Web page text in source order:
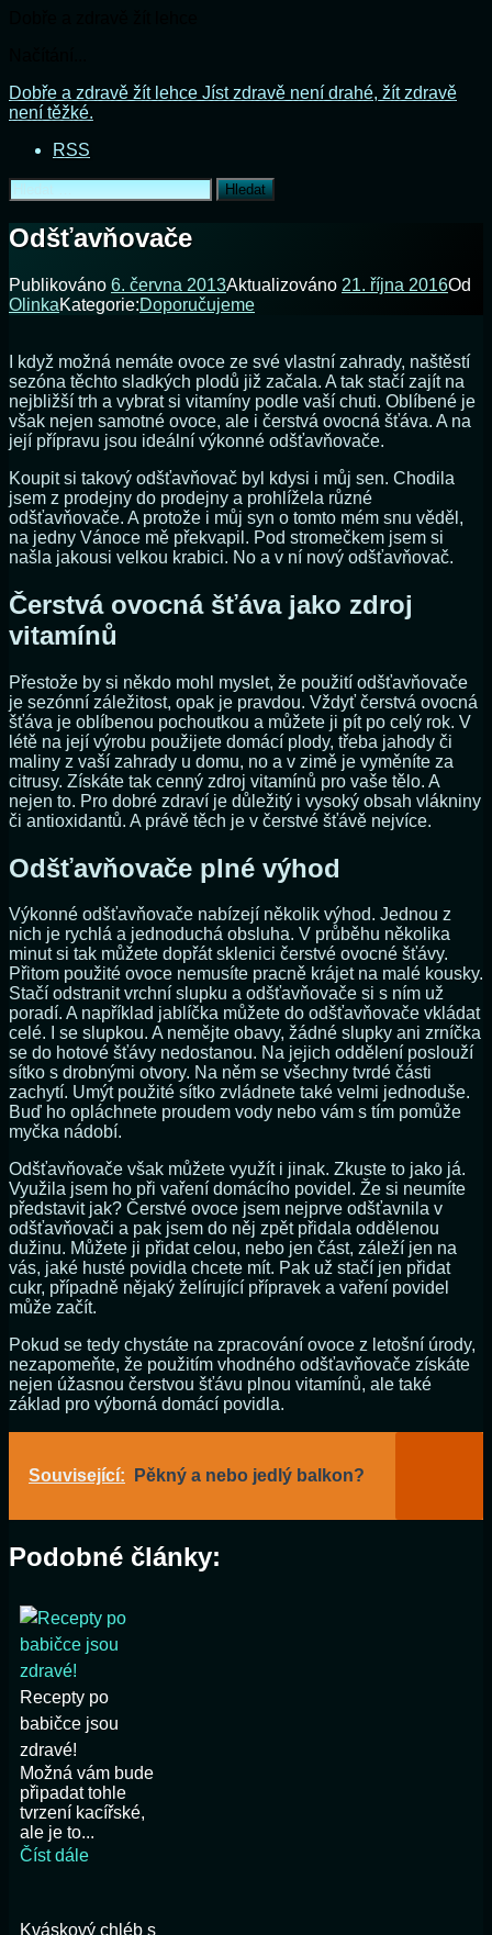
Přejít
k
webu
Dobře a zdravě žít lehce Jíst zdravě není drahé, žít zdravě
není těžké.
RSS
Vyhledávání
Odšťavňovače
Publikováno 6. června 2013Aktualizováno 21. října 2016Od
OlinkaKategorie:Doporučujeme
I když možná nemáte ovoce ze své vlastní zahrady, naštěstí
sezóna těchto sladkých plodů již začala. A tak stačí zajít na
nejbližší trh a vybrat si vitamíny podle vaší chuti. Oblíbené je
však nejen samotné ovoce, ale i čerstvá ovocná šťáva. A na
její přípravu jsou ideální výkonné odšťavňovače.
Koupit si takový odšťavňovač byl kdysi i můj sen. Chodila
jsem z prodejny do prodejny a prohlížela různé
odšťavňovače. A protože i můj syn o tomto mém snu věděl,
na jedny Vánoce mě překvapil. Pod stromečkem jsem si
našla jakousi velkou krabici. No a v ní nový odšťavňovač.
Čerstvá ovocná šťáva jako zdroj
vitamínů
Přestože by si někdo mohl myslet, že použití odšťavňovače
je sezónní záležitost, opak je pravdou. Vždyť čerstvá ovocná
šťáva je oblíbenou pochoutkou a můžete ji pít po celý rok. V
létě na její výrobu použijete domácí plody, třeba jahody či
maliny z vaší zahrady u domu, no a v zimě je vyměníte za
citrusy. Získáte tak cenný zdroj vitamínů pro vaše tělo. A
nejen to. Pro dobré zdraví je důležitý i vysoký obsah vlákniny
či antioxidantů. A právě těch je v čerstvé šťávě nejvíce.
Odšťavňovače plné výhod
Výkonné odšťavňovače nabízejí několik výhod. Jednou z
nich je rychlá a jednoduchá obsluha. V průběhu několika
minut si tak můžete dopřát sklenici čerstvé ovocné šťávy.
Přitom použité ovoce nemusíte pracně krájet na malé kousky.
Stačí odstranit vrchní slupku a odšťavňovače si s ním už
poradí. A například jablíčka můžete do odšťavňovače vkládat
celé. I se slupkou. A nemějte obavy, žádné slupky ani zrníčka
se do hotové šťávy nedostanou. Na jejich oddělení poslouží
sítko s drobnými otvory. Na něm se všechny tvrdé části
zachytí. Umýt použité sítko zvládnete také velmi jednoduše.
Buď ho opláchnete proudem vody nebo vám s tím pomůže
myčka nádobí.
Odšťavňovače však můžete využít i jinak. Zkuste to jako já.
Využila jsem ho při vaření domácího povidel. Že si neumíte
představit jak? Čerstvé ovoce jsem nejprve odšťavnila v
odšťavňovači a pak jsem do něj zpět přidala oddělenou
dužinu. Můžete ji přidat celou, nebo jen část, záleží jen na
vás, jaké husté povidla chcete mít. Pak už stačí jen přidat
cukr, případně nějaký želírující přípravek a vaření povidel
může začít.
Pokud se tedy chystáte na zpracování ovoce z letošní úrody,
nezapomeňte, že použitím vhodného odšťavňovače získáte
nejen úžasnou čerstvou šťávu plnou vitamínů, ale také
základ pro výborná domácí povidla.
Související: Pěkný a nebo jedlý balkon?
Podobné články:
Recepty po
babičce jsou
zdravé!
Možná vám bude
připadat tohle
tvrzení kacířské,
ale je to...
Číst dále
Kváskový chléb s